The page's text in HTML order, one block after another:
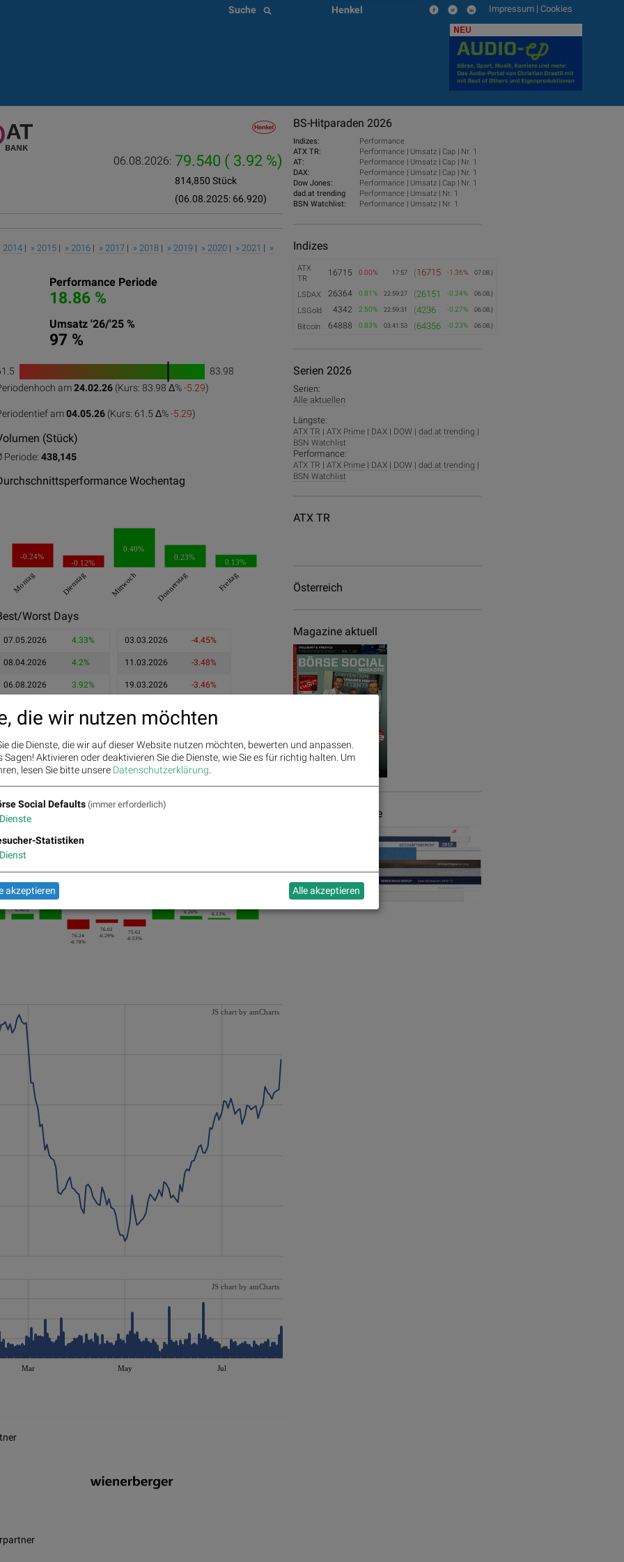
Suche Henkel Impressum | Cookies
NEU
06.08.2026: 79.540 ( 3.92 %)
814,850 Stück
(06.08.2025: 66.920)
2014 | » 2015 | » 2016 | » 2017 | » 2018 | » 2019 | » 2020 | » 2021 | »
Performance Periode
18.86 %
Umsatz '26/'25 %
97 %
1
50 100
83.98
am24.02.26 (Kurs: 83.98 Δ%-5.29)
am04.05.26 (Kurs: 61.5 Δ%-5.29)
(Stück)
Periode:438,145
Wochentag
-0.24%
-0.12%
0.40%
0.23%
0.13%
Montag Dienstag Mittwoch Donnerstag Freitag
Worst Days
07.05.2026 4.33%
08.04.2026 4.2%
06.08.2026 3.92%
03.03.2026 -4.45%
11.03.2026 -3.48%
19.03.2026 -3.46%
0.46%
76.24
-0.78%
76.02
-0.29%
75.62
-0.53%
0.26%
0.13%
JS chart by amCharts
Mar May Jul
JS chart by amCharts
BS-Hitparaden 2026
Indizes:
Performance
ATX TR:
Performance | Umsatz |Cap | Nr. 1
AT:
Performance | Umsatz |Cap | Nr. 1
DAX:
Performance | Umsatz |Cap | Nr. 1
Dow Jones:
Performance | Umsatz |Cap | Nr. 1
dad.at trending
Performance | Umsatz | Nr. 1
BSN Watchlist:
Performance | Umsatz | Nr. 1
Indizes
ATX
TR
16715 0.00% 17:57 (16715 -1.36% 07.08.)
LSDAX 26364 0.81% 22:59:27 (26151 -0.24% 06.08.)
LSGold 4342 2.50% 22:59:31 (4236 -0.27% 06.08.)
Bitcoin 64888 0.83% 03:41:53 (64356 -0.23% 06.08.)
Serien 2026
Serien:
Alle aktuellen
Längste:
ATX TR |ATX Prime | DAX | DOW |dad.at trending |
BSN Watchlist
Performance:
ATX TR |ATX Prime | DAX | DOW |dad.at trending |
BSN Watchlist
ATX TR
Österreich
Magazine aktuell
Geschäftsberichte
die wir nutzen möchten
die Dienste, die wir auf dieser Website nutzen möchten, bewerten und anpassen.
Sagen! Aktivieren oder deaktivieren Sie die Dienste, wie Sie es für richtig halten. Um
lesen Sie bitte unsere Datenschutzerklärung
Social Defaults (immer erforderlich)
Dienste
Statistiken
Dienst
akzeptieren Alle akzeptieren